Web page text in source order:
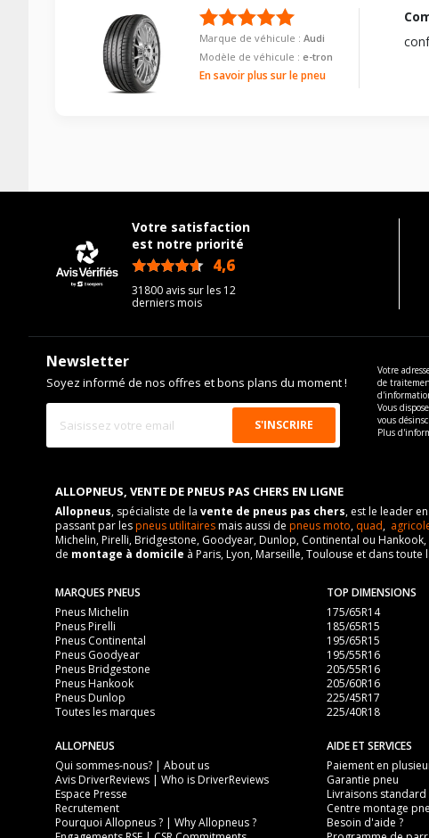
Marque de véhicule : Audi
Modèle de véhicule : e-tron
En savoir plus sur le pneu
Votre satisfaction
est notre priorité
4,6
31800 avis sur les 12
derniers mois
Newsletter
Soyez informé de nos offres et bons plans du moment !
Votre
de
Vous
vous
Plus
ALLOPNEUS, VENTE DE PNEUS PAS CHERS EN LIGNE
Allopneus, spécialiste de la vente de pneus pas chers, est le leader
passant par lespneus utilitairesmais aussi de pneus moto, quad,
Michelin, Pirelli, Bridgestone, Goodyear, Dunlop, Continental ou
de montage à domicile à Paris, Lyon, Marseille, Toulouse et dans toute
MARQUES PNEUS
Pneus Michelin
Pneus Pirelli
Pneus Continental
Pneus Goodyear
Pneus Bridgestone
Pneus Hankook
Pneus Dunlop
Toutes les marques
TOP DIMENSIONS
175/65R14
185/65R15
195/65R15
195/55R16
205/55R16
205/60R16
225/45R17
225/40R18
ALLOPNEUS
Qui sommes-nous? | About us
Avis DriverReviews | Who is DriverReviews
Espace Presse
Recrutement
Pourquoi Allopneus ? | Why Allopneus ?
AIDE ET SERVICES
Paiement en
Garantie pneu
Livraisons
Centre montage
Besoin d'aide ?